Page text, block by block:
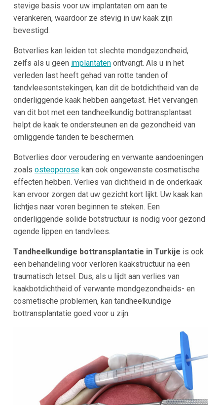
stevige basis voor uw implantaten om aan te
verankeren, waardoor ze stevig in uw kaak zijn
bevestigd.
Botverlies kan leiden tot slechte mondgezondheid,
zelfs als u geen implantatenontvangt. Als u in het
verleden last heeft gehad van rotte tanden of
tandvleesontstekingen, kan dit de botdichtheid van de
onderliggende kaak hebben aangetast. Het vervangen
van dit bot met een tandheelkundig bottransplantaat
helpt de kaak te ondersteunen en de gezondheid van
omliggende tanden te beschermen.
Botverlies door veroudering en verwante aandoeningen
zoals osteoporosekan ook ongewenste cosmetische
effecten hebben. Verlies van dichtheid in de onderkaak
kan ervoor zorgen dat uw gezicht kort lijkt. Uw kaak kan
lichtjes naar voren beginnen te steken. Een
onderliggende solide botstructuur is nodig voor gezond
ogende lippen en tandvlees.
Tandheelkundige bottransplantatie in Turkije is ook
een behandeling voor verloren kaakstructuur na een
traumatisch letsel. Dus, als u lijdt aan verlies van
kaakbotdichtheid of verwante mondgezondheids- en
cosmetische problemen, kan tandheelkundige
bottransplantatie goed voor u zijn.